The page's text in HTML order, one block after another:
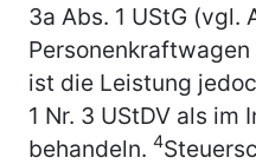
3a Abs. 1 UStG (vgl.
ist die Leistung
1 Nr. 3 UStDV als im
behandeln. 4